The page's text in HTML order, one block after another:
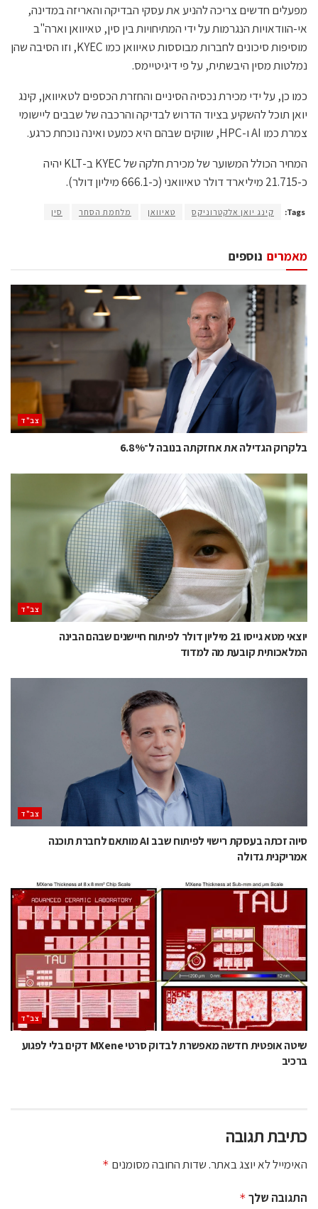
מפעלים חדשים צריכה להניע את עסקי הבדיקה והאריזה במדינה,
אי-הוודאויות הנגרמות על ידי המתיחויות בין סין, טאיוואן וארה"ב
מוסיפות סיכונים לחברות מבוססות טאיוואן כמו KYEC, וזו הסיבה שהן
נמלטות מסין היבשתית, על פי דיגיטיימס.
כמו כן, על ידי מכירת נכסיה הסיניים והחזרת הכספים לטאיוואן, קינג
יואן תוכל להשקיע בציוד הדרוש לבדיקה והרכבה של שבבים ליישומי
צמרת כמו AI ו-HPC, שווקים שבהם היא כמעט ואינה נוכחת כרגע.
המחיר הכולל המשוער של מכירת חלקה של KYEC ב-KLT יהיה
כ-21.715 מיליארד דולר טאיוואני (כ-666.1 מיליון דולר).
Tags: קינג יואן אלקטרוניקס טאיוואן מלחמת הסחר סין
נוספים מאמרים
‫צב"ד‬
בלקרוק הגדילה את אחזקתה בנובה ל־6.8%
‫צב"ד‬
יוצאי מטא גייסו 21 מיליון דולר לפיתוח חיישנים שבהם הבינה
המלאכותית קובעת מה למדוד
‫צב"ד‬
סיוה זכתה בעסקת רישוי לפיתוח שבב AI מותאם לחברת תוכנה
אמריקנית גדולה
‫צב"ד‬
שיטה אופטית חדשה מאפשרת לבדוק סרטי MXene דקים בלי לפגוע
ברכיב
כתיבת תגובה
האימייל לא יוצג באתר.שדות החובה מסומנים *
התגובה שלך *